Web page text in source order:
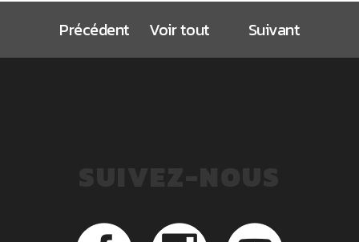
Précédent Voir tout Suivant